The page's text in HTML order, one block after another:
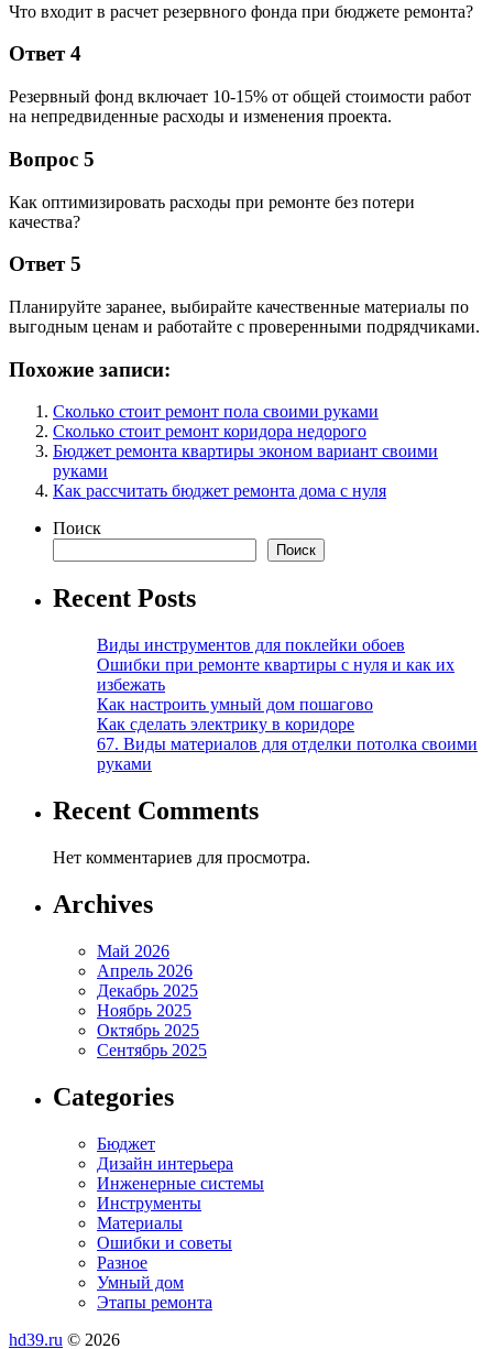
Что входит в расчет резервного фонда при бюджете ремонта?
Ответ 4
Резервный фонд включает 10-15% от общей стоимости работ
на непредвиденные расходы и изменения проекта.
Вопрос 5
Как оптимизировать расходы при ремонте без потери
качества?
Ответ 5
Планируйте заранее, выбирайте качественные материалы по
выгодным ценам и работайте с проверенными подрядчиками.
Похожие записи:
Сколько стоит ремонт пола своими руками
Сколько стоит ремонт коридора недорого
Бюджет ремонта квартиры эконом вариант своими
руками
Как рассчитать бюджет ремонта дома с нуля
Поиск
Поиск
Recent Posts
Виды инструментов для поклейки обоев
Ошибки при ремонте квартиры с нуля и как их
избежать
Как настроить умный дом пошагово
Как сделать электрику в коридоре
67. Виды материалов для отделки потолка своими
руками
Recent Comments
Нет комментариев для просмотра.
Archives
Май 2026
Апрель 2026
Декабрь 2025
Ноябрь 2025
Октябрь 2025
Сентябрь 2025
Categories
Бюджет
Дизайн интерьера
Инженерные системы
Инструменты
Материалы
Ошибки и советы
Разное
Умный дом
Этапы ремонта
hd39.ru © 2026